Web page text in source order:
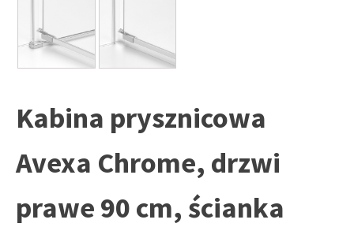
Kabina prysznicowa
Avexa Chrome, drzwi
prawe 90 cm, ścianka